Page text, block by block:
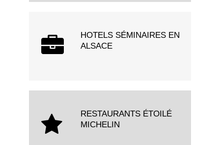
HOTELS SÉMINAIRES EN
ALSACE
RESTAURANTS ÉTOILÉ
MICHELIN